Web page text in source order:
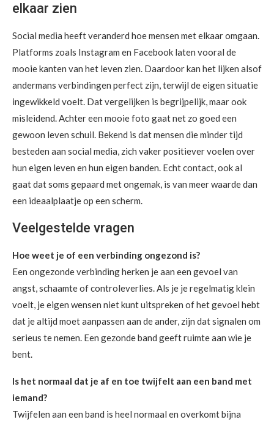
elkaar zien
Social media heeft veranderd hoe mensen met elkaar omgaan.
Platforms zoals Instagram en Facebook laten vooral de
mooie kanten van het leven zien. Daardoor kan het lijken alsof
andermans verbindingen perfect zijn, terwijl de eigen situatie
ingewikkeld voelt. Dat vergelijken is begrijpelijk, maar ook
misleidend. Achter een mooie foto gaat net zo goed een
gewoon leven schuil. Bekend is dat mensen die minder tijd
besteden aan social media, zich vaker positiever voelen over
hun eigen leven en hun eigen banden. Echt contact, ook al
gaat dat soms gepaard met ongemak, is van meer waarde dan
een ideaalplaatje op een scherm.
Veelgestelde vragen
Hoe weet je of een verbinding ongezond is?
Een ongezonde verbinding herken je aan een gevoel van
angst, schaamte of controleverlies. Als je je regelmatig klein
voelt, je eigen wensen niet kunt uitspreken of het gevoel hebt
dat je altijd moet aanpassen aan de ander, zijn dat signalen om
serieus te nemen. Een gezonde band geeft ruimte aan wie je
bent.
Is het normaal dat je af en toe twijfelt aan een band met
iemand?
Twijfelen aan een band is heel normaal en overkomt bijna